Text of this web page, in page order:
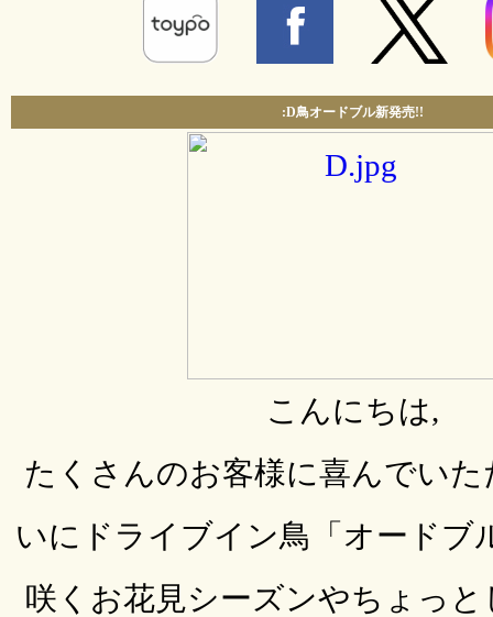
:D鳥オードブル新発売!!
こんにちは,
たくさんのお客様に喜んでい
いにドライブイン鳥「オードブ
咲くお花見シーズンやちょっ